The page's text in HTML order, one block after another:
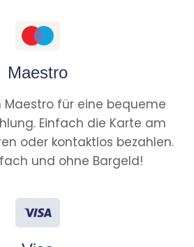
Maestro
Maestro für eine bequeme
Einfach die Karte am
oder kontaktlos bezahlen.
und ohne Bargeld!